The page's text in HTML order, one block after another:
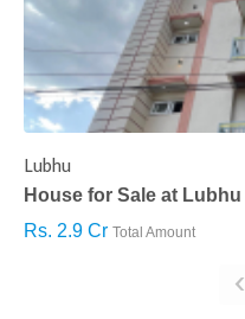
Lubhu
House for Sale at Lubhu
Rs. 2.9 Cr Total Amount
‹